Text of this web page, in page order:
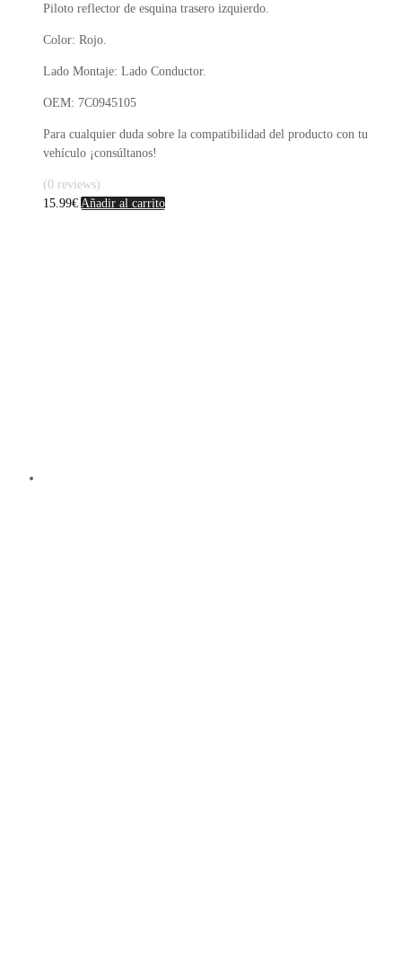
Piloto reflector de esquina trasero izquierdo.
Color: Rojo.
Lado Montaje: Lado Conductor.
OEM: 7C0945105
Para cualquier duda sobre la compatibilidad del producto con tu
vehículo ¡consúltanos!
(0 reviews)
15.99€ Añadir al carrito